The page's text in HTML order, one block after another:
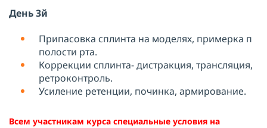
День 3й
Припасовка сплинта на моделях, примерка п
полости рта.
Коррекции сплинта- дистракция, трансляция,
ретроконтроль.
Усиление ретенции, починка, армирование.
Всем участникам курса специальные условия на